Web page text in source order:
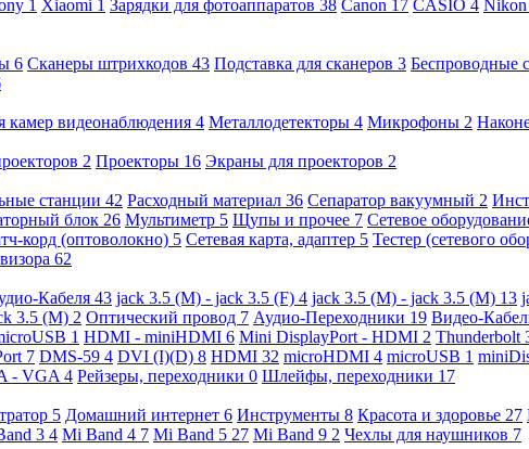
1 Xiaomi 1 Зарядки для фотоаппаратов 38 Canon 17 CASIO 4 Nikon
6 Сканеры штрихкодов 43 Подставка для сканеров 3 Беспроводные
видеонаблюдения 4 Металлодетекторы 4 Микрофоны 2
2 Проекторы 16 Экраны для проекторов 2
станции 42 Расходный материал 36 Сепаратор вакуумный 2
блок 26 Мультиметр 5 Щупы и прочее 7 Сетевое
корд (оптоволокно) 5 Сетевая карта, адаптер 5 Тестер (сетевого
62
Кабеля 43 jack 3.5 (M) - jack 3.5 (F) 4 jack 3.5 (M) - jack 3.5 (M) 13
3.5 (M) 2 Оптический провод 7 Аудио-Переходники 19 Видео-
1 HDMI - miniHDMI 6 Mini DisplayPort - HDMI 2 Thunderbolt
7 DMS-59 4 DVI (I)(D) 8 HDMI 32 microHDMI 4 microUSB 1
- VGA 4 Рейзеры, переходники 0 Шлейфы, переходники 17
5 Домашний интернет 6 Инструменты 8 Красота и здоровье 27
3 4 Mi Band 4 7 Mi Band 5 27 Mi Band 9 2 Чехлы для наушников 7